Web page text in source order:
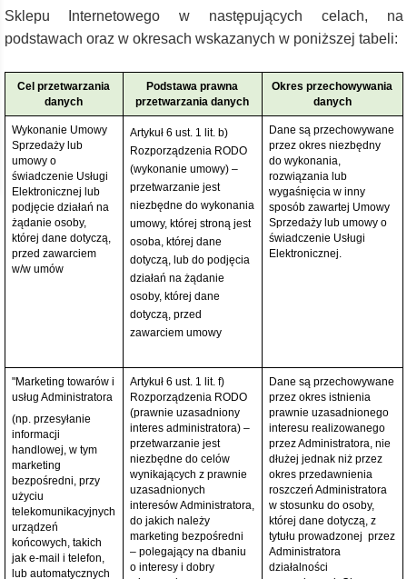
Sklepu Internetowego w następujących celach, na
podstawach oraz w okresach wskazanych w poniższej tabeli:
Cel przetwarzania
danych
Podstawa prawna
przetwarzania danych
Okres przechowywania
danych
Wykonanie Umowy
Sprzedaży lub
umowy o
świadczenie Usługi
Elektronicznej lub
podjęcie działań na
żądanie osoby,
której dane dotyczą,
przed zawarciem
w/w umów
Artykuł 6 ust. 1 lit. b)
Rozporządzenia RODO
(wykonanie umowy) –
przetwarzanie jest
niezbędne do wykonania
umowy, której stroną jest
osoba, której dane
dotyczą, lub do podjęcia
działań na żądanie
osoby, której dane
dotyczą, przed
zawarciem umowy
Dane są przechowywane
przez okres niezbędny
do wykonania,
rozwiązania lub
wygaśnięcia w inny
sposób zawartej Umowy
Sprzedaży lub umowy o
świadczenie Usługi
Elektronicznej.
"Marketing towarów i
usług Administratora
(np. przesyłanie
informacji
handlowej, w tym
marketing
bezpośredni, przy
użyciu
telekomunikacyjnych
urządzeń
końcowych, takich
jak e-mail i telefon,
lub automatycznych
Artykuł 6 ust. 1 lit. f)
Rozporządzenia RODO
(prawnie uzasadniony
interes administratora) –
przetwarzanie jest
niezbędne do celów
wynikających z prawnie
uzasadnionych
interesów Administratora,
do jakich należy
marketing bezpośredni
– polegający na dbaniu
o interesy i dobry
Dane są przechowywane
przez okres istnienia
prawnie uzasadnionego
interesu realizowanego
przez Administratora, nie
dłużej jednak niż przez
okres przedawnienia
roszczeń Administratora
w stosunku do osoby,
której dane dotyczą, z
tytułu prowadzonej przez
Administratora
działalności